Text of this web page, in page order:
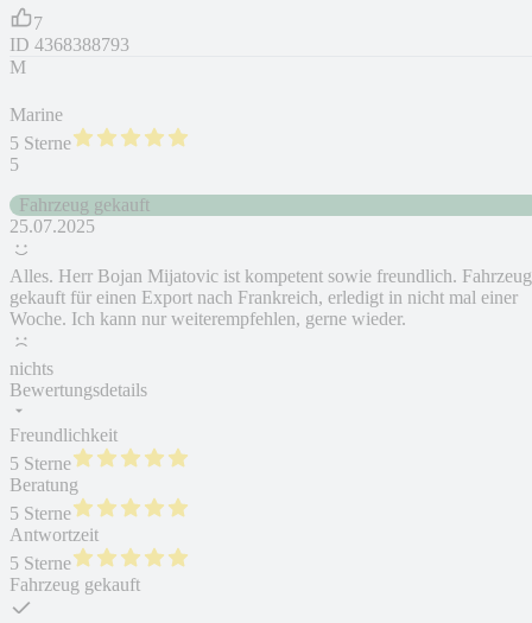
7
ID 4368388793
M
Marine
5 Sterne
5
Fahrzeug gekauft
25.07.2025
Alles. Herr Bojan Mijatovic ist kompetent sowie freundlich. Fahrzeug
gekauft für einen Export nach Frankreich, erledigt in nicht mal einer
Woche. Ich kann nur weiterempfehlen, gerne wieder.
nichts
Bewertungsdetails
Freundlichkeit
5 Sterne
Beratung
5 Sterne
Antwortzeit
5 Sterne
Fahrzeug gekauft